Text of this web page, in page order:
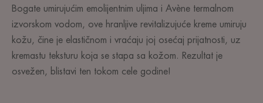
Bogate umirujućim emolijentnim uljima i Avène termalnom
izvorskom vodom, ove hranljive revitalizujuće kreme umiruju
kožu, čine je elastičnom i vraćaju joj osećaj prijatnosti, uz
kremastu teksturu koja se stapa sa kožom. Rezultat je
osvežen, blistavi ten tokom cele godine!